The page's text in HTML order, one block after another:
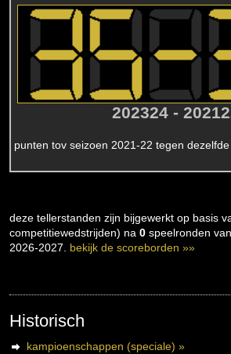
202324 -
punten tov seizoen 2021-22 tegen
deze tellerstanden zijn bijgewerkt op basis
competitiewedstrijden) na 0 speelronden
2026-2027. bekijk de scoreborden »»
Historisch
kampioenschappen (speciale) »